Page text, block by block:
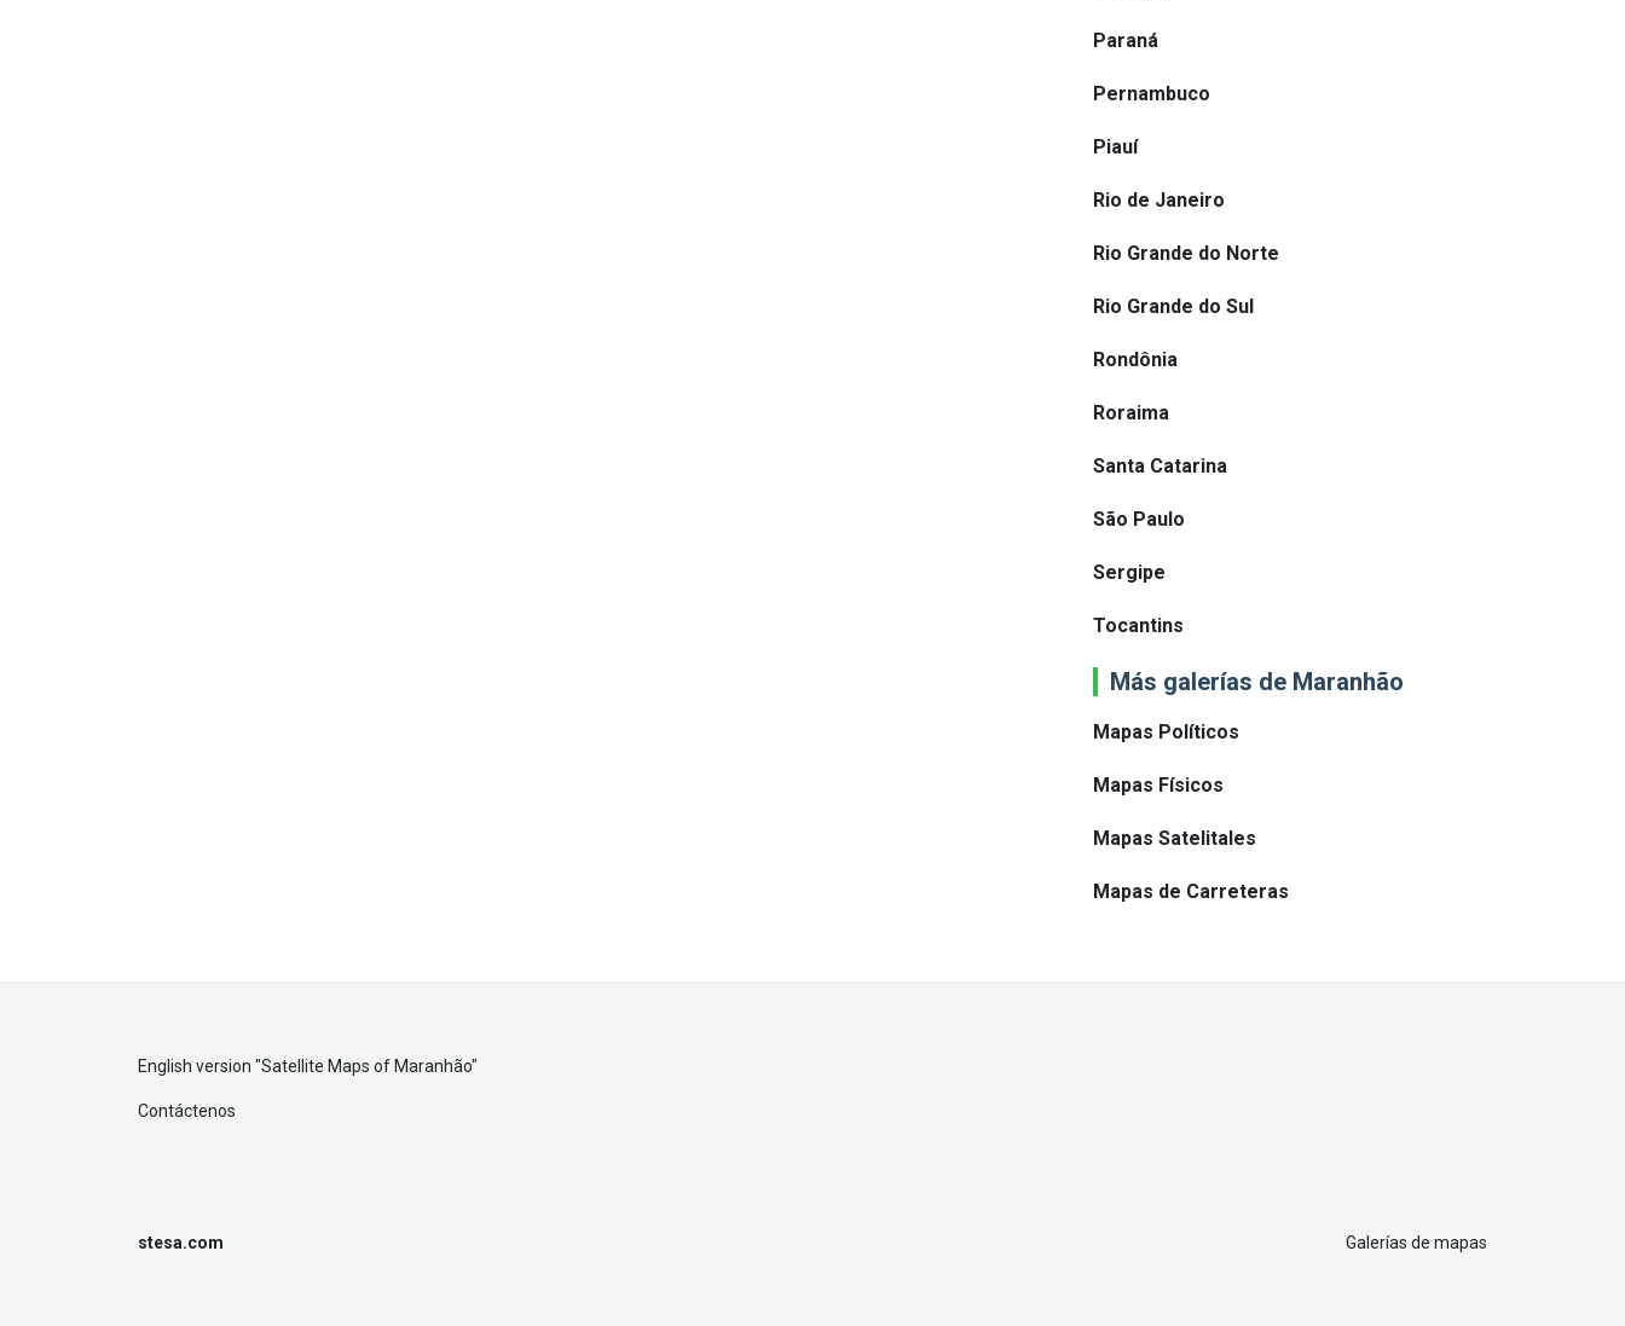
Paraná
Pernambuco
Piauí
Rio de Janeiro
Rio Grande do Norte
Rio Grande do Sul
Rondônia
Roraima
Santa Catarina
São Paulo
Sergipe
Tocantins
Más galerías de Maranhão
Mapas Políticos
Mapas Físicos
Mapas Satelitales
Mapas de Carreteras
English version "Satellite Maps of Maranhão"
Contáctenos
stesa.com Galerías de mapas